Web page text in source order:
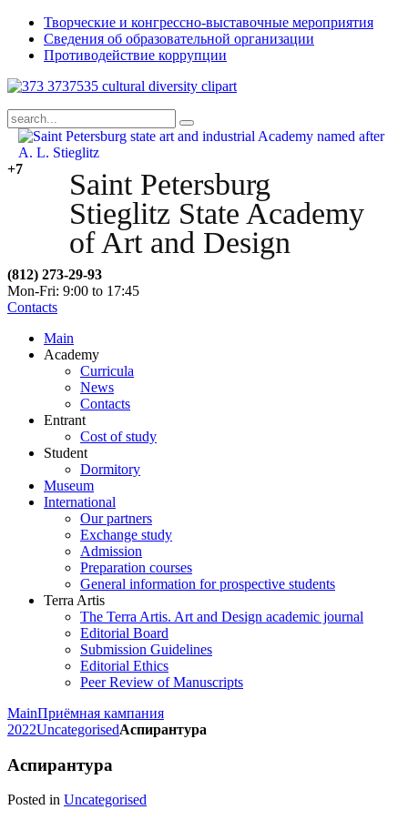
Творческие и конгрессно-выставочные мероприятия
Сведения об образовательной организации
Противодействие коррупции
Saint Petersburg
Stieglitz State Academy
of Art and Design
+7
(812) 273-29-93
Mon-Fri: 9:00 to 17:45
Contacts
Main
Academy
Curricula
News
Contacts
Entrant
Cost of study
Student
Dormitory
Museum
International
Our partners
Exchange study
Admission
Preparation courses
General information for prospective students
Terra Artis
The Terra Artis. Art and Design academic journal
Editorial Board
Submission Guidelines
Editorial Ethics
Peer Review of Manuscripts
MainПриёмная кампания
2022UncategorisedАспирантура
Аспирантура
Posted in Uncategorised